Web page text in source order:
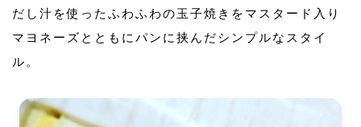
だし汁を使ったふわふわの玉子焼きをマスタード入り
マヨネーズとともにパンに挟んだシンプルなスタイ
ル。